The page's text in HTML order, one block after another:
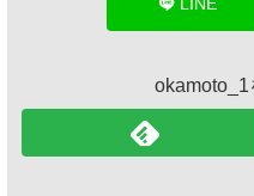
okamoto_1